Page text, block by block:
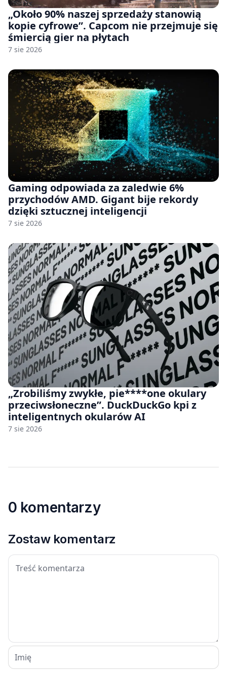
„Około 90% naszej sprzedaży stanowią
kopie cyfrowe”. Capcom nie przejmuje się
śmiercią gier na płytach
7 sie 2026
Gaming odpowiada za zaledwie 6%
przychodów AMD. Gigant bije rekordy
dzięki sztucznej inteligencji
7 sie 2026
„Zrobiliśmy zwykłe, pie****one okulary
przeciwsłoneczne”. DuckDuckGo kpi z
inteligentnych okularów AI
7 sie 2026
0 komentarzy
Zostaw komentarz